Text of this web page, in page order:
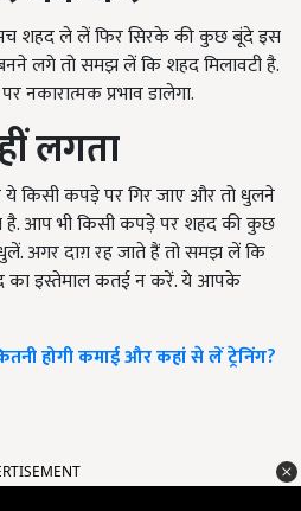
शहद ले लें फिर सिरके की कुछ बूंदे इस
लगे तो समझ लें कि शहद मिलावटी है.
प्रभाव डालेगा.
लगता
किसी कपड़े पर गिर जाए और तो धुलने
है. आप भी किसी कपड़े पर शहद की कुछ
अगर दाग़ रह जाते हैं तो समझ लें कि
इस्तेमाल कतई न करें. ये आपके
होगी कमाई और कहां से लें ट्रेनिंग?